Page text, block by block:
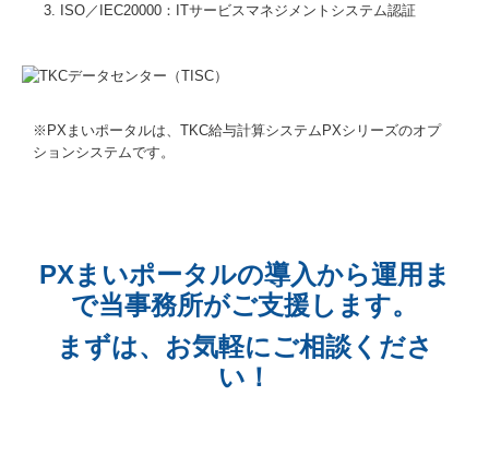
ISO／IEC20000：ITサービスマネジメントシステム認証
※PXまいポータルは、TKC給与計算システムPXシリーズのオプ
ションシステムです。
PXまいポータルの導入から運用ま
で当事務所がご支援します。
まずは、お気軽にご相談くださ
い！